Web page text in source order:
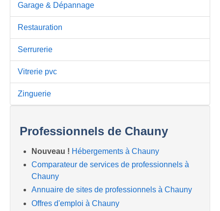
Garage & Dépannage
Restauration
Serrurerie
Vitrerie pvc
Zinguerie
Professionnels de Chauny
Nouveau ! Hébergements à Chauny
Comparateur de services de professionnels à
Chauny
Annuaire de sites de professionnels à Chauny
Offres d'emploi à Chauny